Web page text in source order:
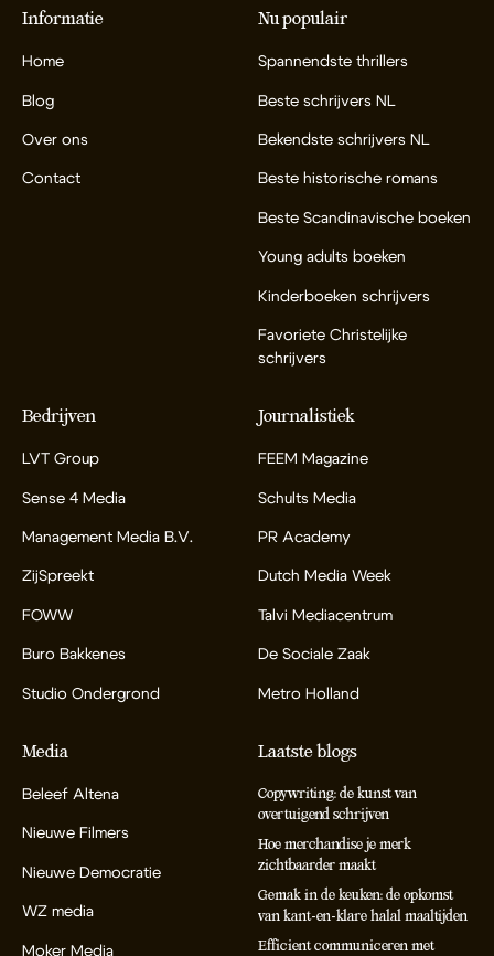
Informatie
Home
Blog
Over ons
Contact
Nu populair
Spannendste thrillers
Beste schrijvers NL
Bekendste schrijvers NL
Beste historische romans
Beste Scandinavische boeken
Young adults boeken
Kinderboeken schrijvers
Favoriete Christelijke
schrijvers
Bedrijven
LVT Group
Sense 4 Media
Management Media B.V.
ZijSpreekt
FOWW
Buro Bakkenes
Studio Ondergrond
Journalistiek
FEEM Magazine
Schults Media
PR Academy
Dutch Media Week
Talvi Mediacentrum
De Sociale Zaak
Metro Holland
Media
Beleef Altena
Nieuwe Filmers
Nieuwe Democratie
WZ media
Moker Media
Laatste blogs
Copywriting: de kunst van
overtuigend schrijven
Hoe merchandise je merk
zichtbaarder maakt
Gemak in de keuken: de opkomst
van kant-en-klare halal maaltijden
Efficient communiceren met